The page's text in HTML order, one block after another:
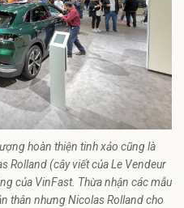
hoàn thiện tinh xảo cũng là
Rolland (cây viết của Le Vendeur
của VinFast. Thừa nhận các mẫu
thân nhưng Nicolas Rolland cho